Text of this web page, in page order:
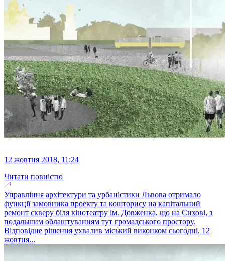
12 жовтня 2018, 11:24
Читати повністю
Управління архітектури та урбаністики Львова отримало
функції замовника проекту та кошторису на капітальний
ремонт скверу біля кінотеатру ім. Довженка, що на Сихові, з
подальшим облаштуванням тут громадського простору.
Відповідне рішення ухвалив міський виконком сьогодні, 12
жовтня...